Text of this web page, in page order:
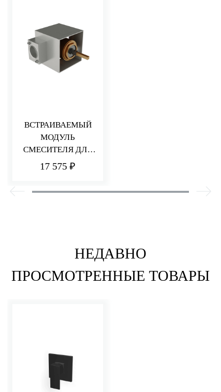
ВСТРАИВАЕМЫЙ
МОДУЛЬ
СМЕСИТЕЛЯ ДЛЯ
РАКОВИНЫ/ДУША
17 575 ₽
НЕДАВНО
ПРОСМОТРЕННЫЕ ТОВАРЫ